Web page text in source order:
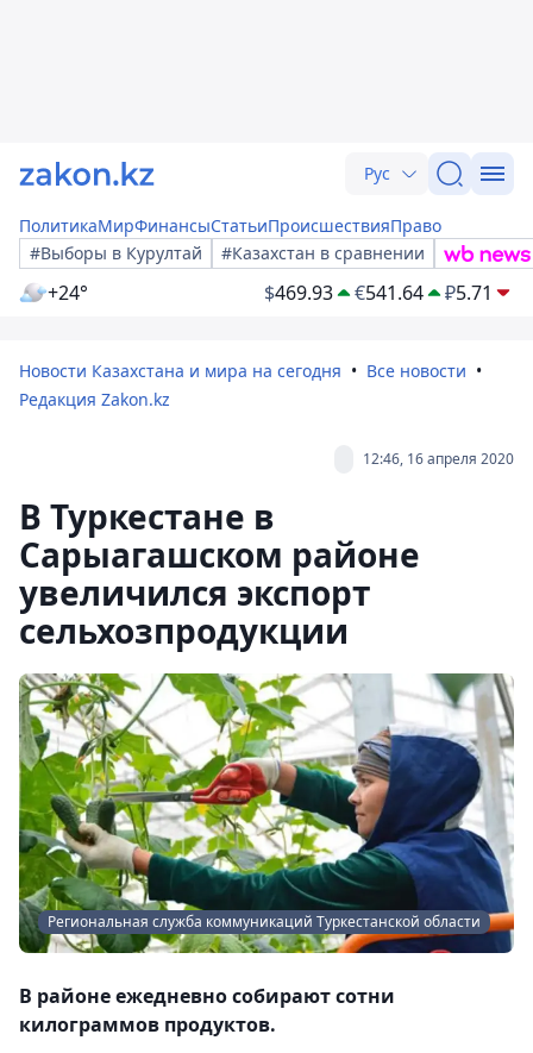
Рус
ПолитикаМирФинансыСтатьиПроисшествияПраво
#Выборы в Курултай
#Казахстан в сравнении
+24° $469.93 €541.64 ₽5.71
Новости Казахстана и мира на сегодня
Все новости
Редакция Zakon.kz
12:46, 16 апреля 2020
В Туркестане в
Сарыагашском районе
увеличился экспорт
сельхозпродукции
Региональная служба коммуникаций Туркестанской области
В районе ежедневно собирают сотни
килограммов продуктов.